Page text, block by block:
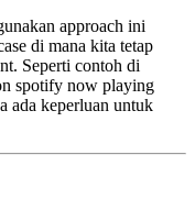
approach ini
di mana kita tetap
Seperti contoh di
spotify now playing
ada keperluan untuk